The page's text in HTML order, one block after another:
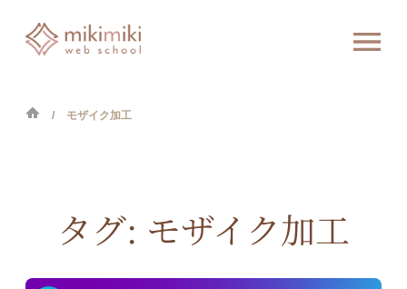
モザイク加工
タグ: モザイク加工